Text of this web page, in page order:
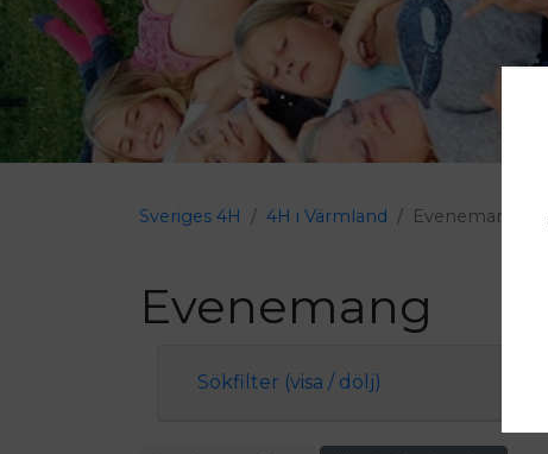
Sveriges 4H 4H i Värmland Evenemang
Evenemang
Sökfilter (visa / dölj)